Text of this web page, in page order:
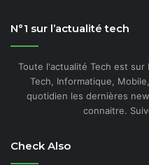
N°1 sur l’actualité tech
Toute l'actualité Tech est sur
Tech, Informatique,
quotidien les dernières
connaitre.
Check Also